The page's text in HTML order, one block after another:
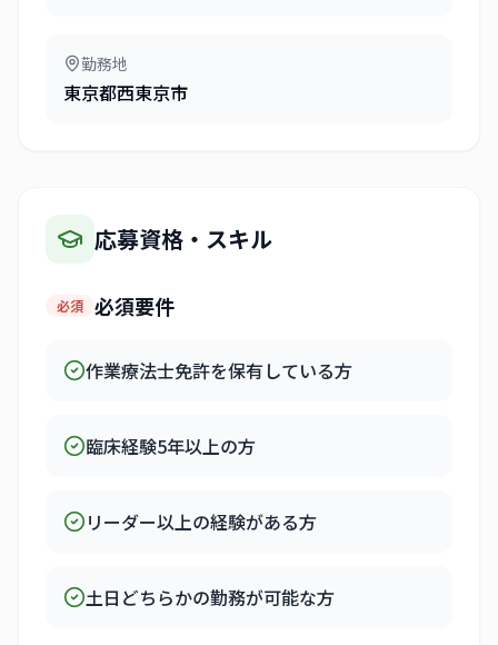
勤務地
東京都西東京市
応募資格・スキル
必須 必須要件
作業療法士免許を保有している方
臨床経験5年以上の方
リーダー以上の経験がある方
土日どちらかの勤務が可能な方